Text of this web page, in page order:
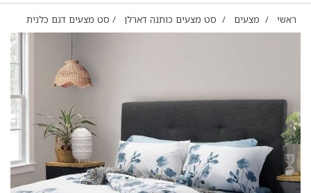
ראשי / מצעים / סט מצעים כותנה דארלן / סט מצעים דגם כלנית